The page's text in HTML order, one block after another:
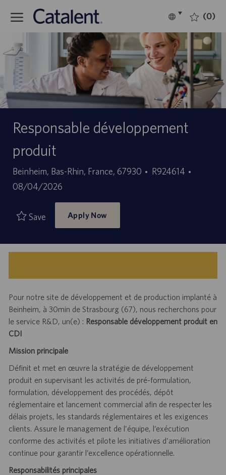
Language
English (0)
Responsable développement
produit
Location
Beinheim, Bas-Rhin, France, 67930
Job
R924614
08/04/2026
Save Apply Now
Pour notre site de développement et de production implanté à
Beinheim, à 30min de Strasbourg (67), nous recherchons pour
le service R&D, un(e) : Responsable développement produit en
CDI
Mission principale
Définit et met en œuvre la stratégie de développement
produit en supervisant les activités de pré-formulation,
formulation, développement des procédés, dépôt
réglementaire et lancement commercial afin de respecter les
délais projets, les standards réglementaires et les exigences
clients. Assure le management de l’équipe, l’exécution
conforme des activités et pilote les initiatives d’amélioration
continue pour garantir l’excellence opérationnelle.
Responsabilités principales